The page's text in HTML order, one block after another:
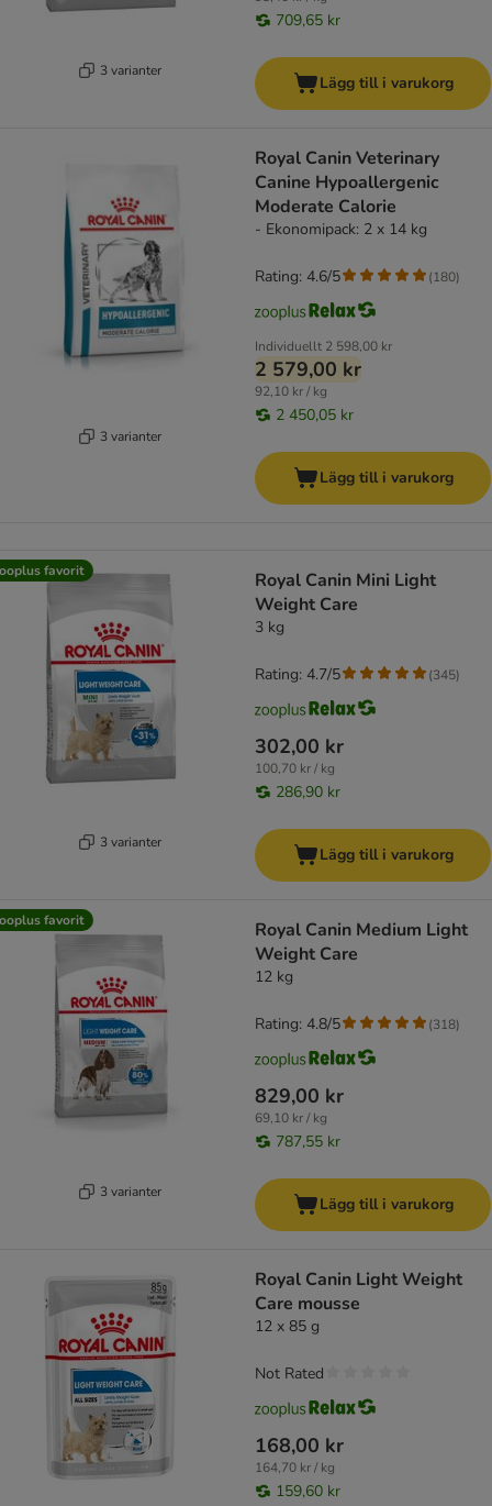
3 varianter
709,65 kr
Lägg till i varukorg
3 varianter
Royal Canin Veterinary
Canine Hypoallergenic
Moderate Calorie
- Ekonomipack: 2 x 14 kg
Individuellt 2 598,00 kr
2 579,00 kr
92,10 kr / kg
2 450,05 kr
Rating: 4.6/5 (180)
Lägg till i varukorg
favorit
3 varianter
Royal Canin Mini Light
Weight Care
3 kg
302,00 kr
100,70 kr / kg
286,90 kr
Rating: 4.7/5 (345)
Lägg till i varukorg
favorit
3 varianter
Royal Canin Medium Light
Weight Care
12 kg
829,00 kr
69,10 kr / kg
787,55 kr
Rating: 4.8/5 (318)
Lägg till i varukorg
Royal Canin Light Weight
Care mousse
12 x 85 g
168,00 kr
164,70 kr / kg
159,60 kr
Not Rated